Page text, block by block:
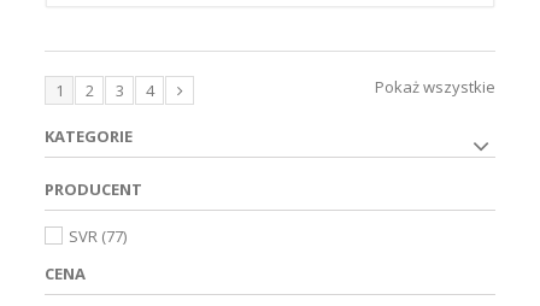
Pokaż wszystkie
1 2 3 4
KATEGORIE
PRODUCENT
SVR (77)
CENA